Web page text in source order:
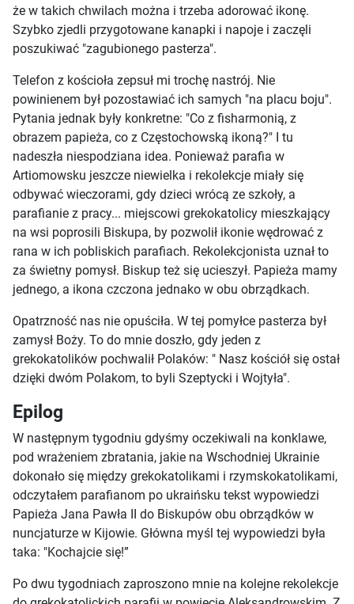
że w takich chwilach można i trzeba adorować ikonę.
Szybko zjedli przygotowane kanapki i napoje i zaczęli
poszukiwać "zagubionego pasterza".
Telefon z kościoła zepsuł mi trochę nastrój. Nie
powinienem był pozostawiać ich samych "na placu boju".
Pytania jednak były konkretne: "Co z fisharmonią, z
obrazem papieża, co z Częstochowską ikoną?" I tu
nadeszła niespodziana idea. Ponieważ parafia w
Artiomowsku jeszcze niewielka i rekolekcje miały się
odbywać wieczorami, gdy dzieci wrócą ze szkoły, a
parafianie z pracy... miejscowi grekokatolicy mieszkający
na wsi poprosili Biskupa, by pozwolił ikonie wędrować z
rana w ich pobliskich parafiach. Rekolekcjonista uznał to
za świetny pomysł. Biskup też się ucieszył. Papieża mamy
jednego, a ikona czczona jednako w obu obrządkach.
Opatrzność nas nie opuściła. W tej pomyłce pasterza był
zamysł Boży. To do mnie doszło, gdy jeden z
grekokatolików pochwalił Polaków: " Nasz kościół się ostał
dzięki dwóm Polakom, to byli Szeptycki i Wojtyła".
Epilog
W następnym tygodniu gdyśmy oczekiwali na konklawe,
pod wrażeniem zbratania, jakie na Wschodniej Ukrainie
dokonało się między grekokatolikami i rzymskokatolikami,
odczytałem parafianom po ukraińsku tekst wypowiedzi
Papieża Jana Pawła II do Biskupów obu obrządków w
nuncjaturze w Kijowie. Główna myśl tej wypowiedzi była
taka: "Kochajcie się!”
Po dwu tygodniach zaproszono mnie na kolejne rekolekcje